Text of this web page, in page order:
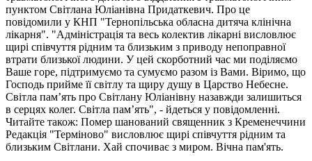
пунктом Світлана Юліанівна Придаткевич. Про це
повідомили у КНП "Тернопільська обласна дитяча клінічна
лікарня". "Адміністрація та весь колектив лікарні висловлює
щирі співчуття рідним та близьким з приводу непоправної
втрати близької людини. У цей скорботний час ми поділяємо
Ваше горе, підтримуємо та сумуємо разом із Вами. Віримо, що
Господь прийме її світлу та щиру душу в Царство Небесне.
Світла пам’ять про Світлану Юліанівну назавжди залишиться
в серцях колег. Світла пам’ять", - йдеться у повідомленні.
Читайте також: Помер шанований священник з Кременеччини
Редакція "Терміново" висловлює щирі співчуття рідним та
близьким Світлани. Хай спочиває з миром. Вічна пам'ять.